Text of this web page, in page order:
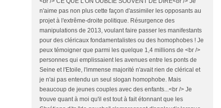
n'aime pas non plus cette façon d'assimiler les opposants au
projet à l'extrême-droite politique. Résurgence des
manipulations de 2013, voulant faire passer les manifestants
pour des cléricaux fondamentalistes ou des homophobes ! Je
peux témoigner que parmi les quelque 1,4 millions de <br />
personnes qui emplissaient les avenues entre les ponts de
Seine et l'Etoile, l'immense majorité n'avait rien de clérical et
je n'ai pas entendu un seul slogan homophobe. Mais
beaucoup de jeunes couples avec des enfants...<br /> Je
trouve quant à moi qu'il est tout à fait étonnant que les